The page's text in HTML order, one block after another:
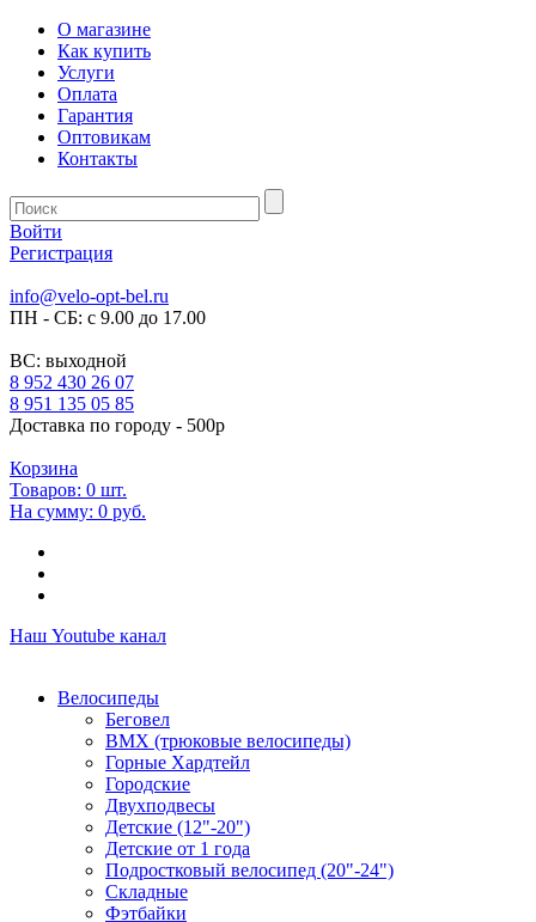
О магазине
Как купить
Услуги
Оплата
Гарантия
Оптовикам
Контакты
Войти
Регистрация
info@velo-opt-bel.ru
ПН - СБ: с 9.00 до 17.00
ВС: выходной
8 952 430 26 07
8 951 135 05 85
Доставка по городу - 500р
Корзина
Товаров: 0 шт.
На сумму: 0 руб.
Наш Youtube канал
Велосипеды
Беговел
ВМХ (трюковые велосипеды)
Горные Хардтейл
Городские
Двухподвесы
Детские (12"-20")
Детские от 1 года
Подростковый велосипед (20"-24")
Складные
Фэтбайки